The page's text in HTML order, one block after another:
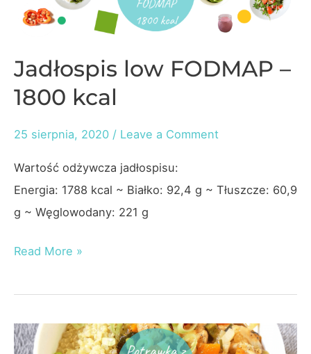
Jadłospis low FODMAP –
1800 kcal
25 sierpnia, 2020 / Leave a Comment
Wartość odżywcza jadłospisu:
Energia: 1788 kcal ~ Białko: 92,4 g ~ Tłuszcze: 60,9
g ~ Węglowodany: 221 g
Jadłospis
FODMAP
1800
Read More »